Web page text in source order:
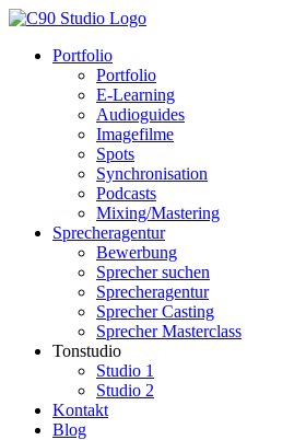
Portfolio
Portfolio
E-Learning
Audioguides
Imagefilme
Spots
Synchronisation
Podcasts
Mixing/Mastering
Sprecheragentur
Bewerbung
Sprecher suchen
Sprecheragentur
Sprecher Casting
Sprecher Masterclass
Tonstudio
Studio 1
Studio 2
Kontakt
Blog